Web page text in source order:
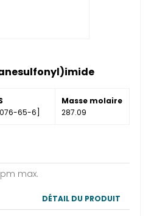
65-6]
Masse molaire
287.09
max.
DÉTAIL DU PRODUIT